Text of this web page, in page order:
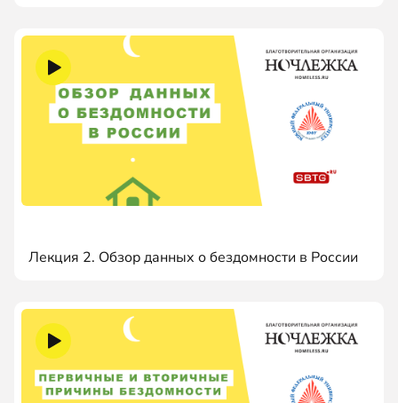
Лекция 2. Обзор данных о бездомности в России